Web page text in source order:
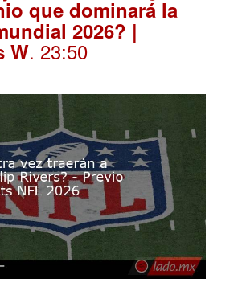
que dominará la
2026? |
W. 23:50